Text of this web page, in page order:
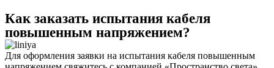
Как заказать испытания кабеля
повышенным напряжением?
Для оформления заявки на испытания кабеля повышенным